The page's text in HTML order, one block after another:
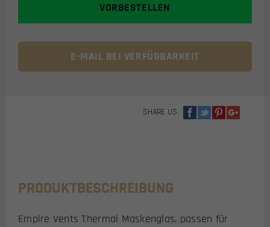
MASKENGLAS
VORBESTELLEN
E-MAIL BEI VERFÜGBARKEIT
SHARE US
PRODUKTBESCHREIBUNG
Empire Vents Thermal Maskenglas, passen für